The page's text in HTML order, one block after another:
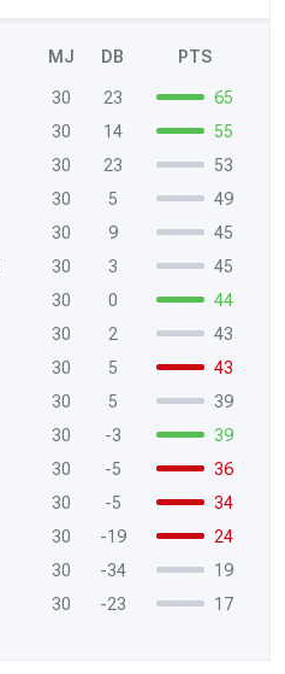
MJ DB PTS
30 23
65
30 14
55
30 23
53
30 5
49
30 9
45
30 3
45
30 0
44
30 2
43
30 5
43
30 5
39
30 -3
39
30 -5
36
30 -5
34
30 -19
24
30 -34
19
30 -23 17